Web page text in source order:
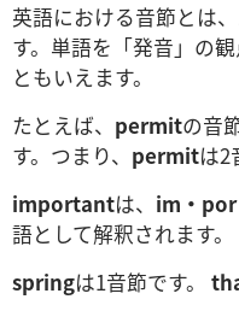
英語における音節とは
す。単語を「発音」の
ともいえます。
たとえば、 permitの音
す。つまり、 permitは2
importantは、 im・
語として解釈されます。
springは1音節です。